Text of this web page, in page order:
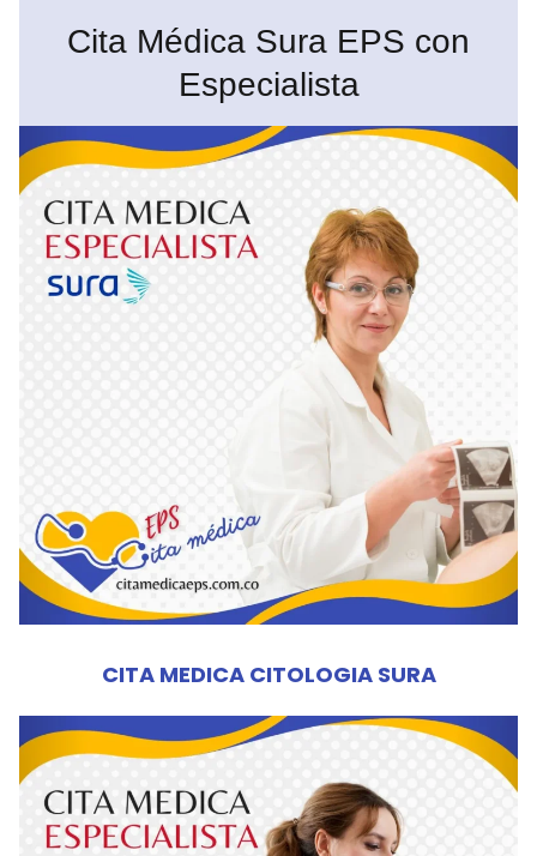
Cita Médica Sura EPS con
Especialista
CITA MEDICA CITOLOGIA SURA